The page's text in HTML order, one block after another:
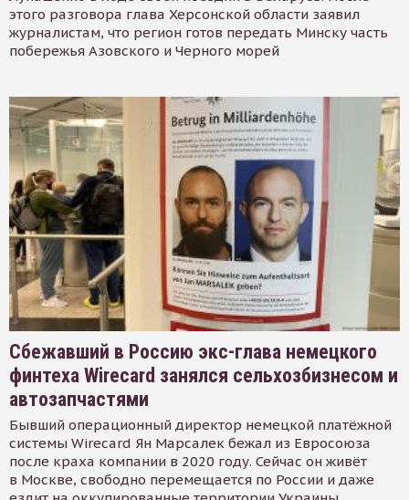
этого разговора глава Херсонской области заявил
журналистам, что регион готов передать Минску часть
побережья Азовского и Черного морей
Сбежавший в Россию экс-глава немецкого
финтеха Wirecard занялся сельхозбизнесом и
автозапчастями
Бывший операционный директор немецкой платёжной
системы Wirecard Ян Марсалек бежал из Евросоюза
после краха компании в 2020 году. Сейчас он живёт
в Москве, свободно перемещается по России и даже